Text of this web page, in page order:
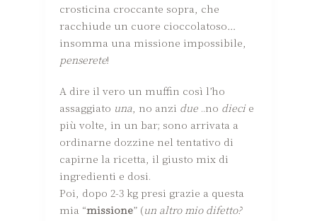
crosticina croccante sopra, che
racchiude un cuore cioccolatoso…
insomma una missione impossibile,
penserete!
A dire il vero un muffin così l’ho
assaggiato una , no anzi due ..no diecie
più volte, in un bar; sono arrivata a
ordinarne dozzine nel tentativo di
capirne la ricetta, il giusto mix di
ingredienti e dosi.
Poi, dopo 2-3 kg presi grazie a questa
mia “missione” (un altro mio difetto?